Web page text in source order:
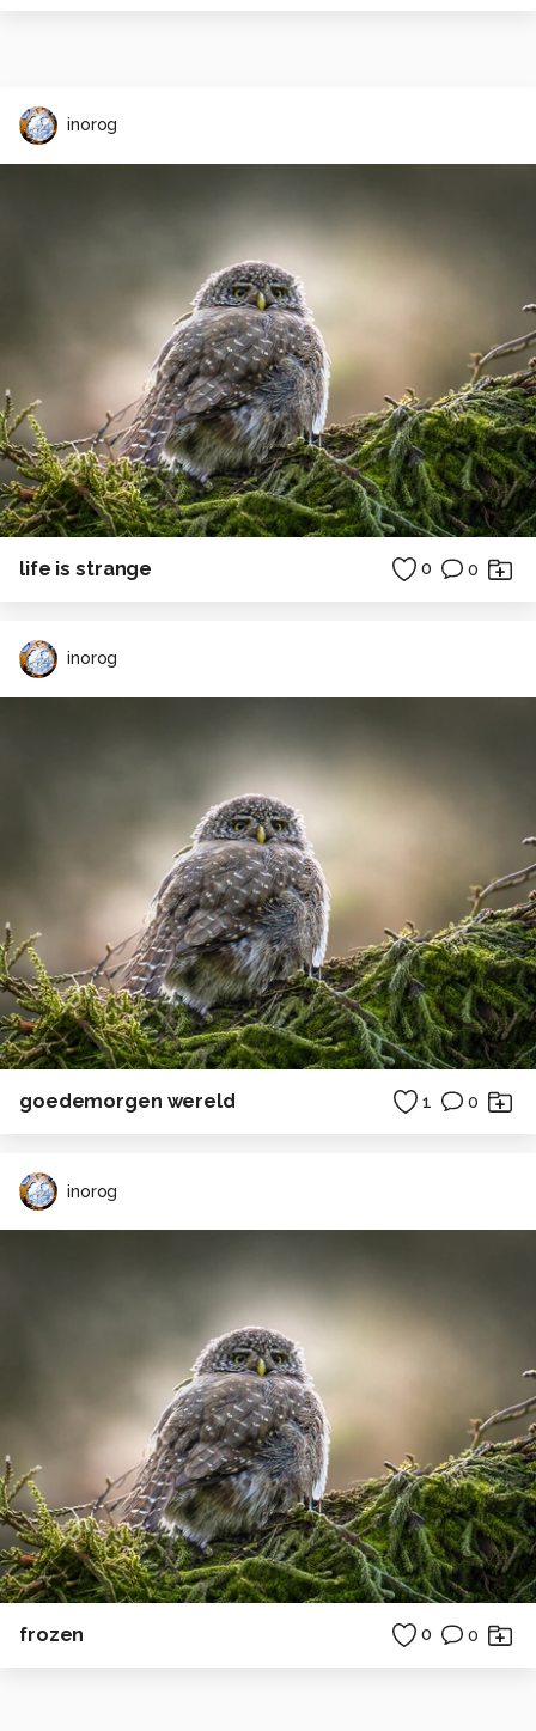
inorog
life is strange 0 0
inorog
goedemorgen wereld 1 0
inorog
frozen 0 0